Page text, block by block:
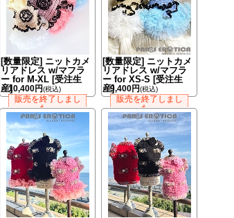
[数量限定] ニットカメ
リアドレス w/マフラ
ー for M-XL [受注生
産]10,400円(税込)
販売を終了しまし
た。
[数量限定] ニットカメ
リアドレス w/マフラ
ー for XS-S [受注生
産]9,400円(税込)
販売を終了しまし
た。